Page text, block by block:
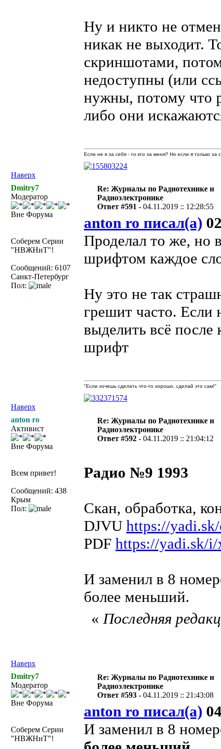
Ну и никто не
никак не выходит.
скриншотами,
недоступны (или
нужны, потому что
либо они
Наверх
Если не я за себя - то кто за меня? Но если я только
Dmitry7
Модератор
Вне Форума
Соберем Серии
"НВЖНиТ"!
Сообщений: 6107
Санкт-Петербург
Пол:
Re: Журналы по Радиотехнике и
Радиоэлектронике
Ответ #591 -04.11.2019 :: 12:28:55
anton ro писал(а)
Проделал то же, но
шрифтом каждое
Ну это не так
грешит часто. Если
выделить всё
шрифт
Наверх
"Если хочешь сделать что-то хорошо, сделай это сам!"
anton ro
Активист
Вне Форума
Всем привет!
Сообщений: 438
Крым
Пол:
Re: Журналы по Радиотехнике и
Радиоэлектронике
Ответ #592 -04.11.2019 :: 21:04:12
Радио №9 1993
Скан, обработка,
DJVU https://
PDF https://yadi.sk/
И заменил в 8
более меньший.
Наверх
«Последняя
Dmitry7
Модератор
Вне Форума
Соберем Серии
"НВЖНиТ"!
Re: Журналы по Радиотехнике и
Радиоэлектронике
Ответ #593 -04.11.2019 :: 21:43:08
anton ro писал(а)
И заменил в 8